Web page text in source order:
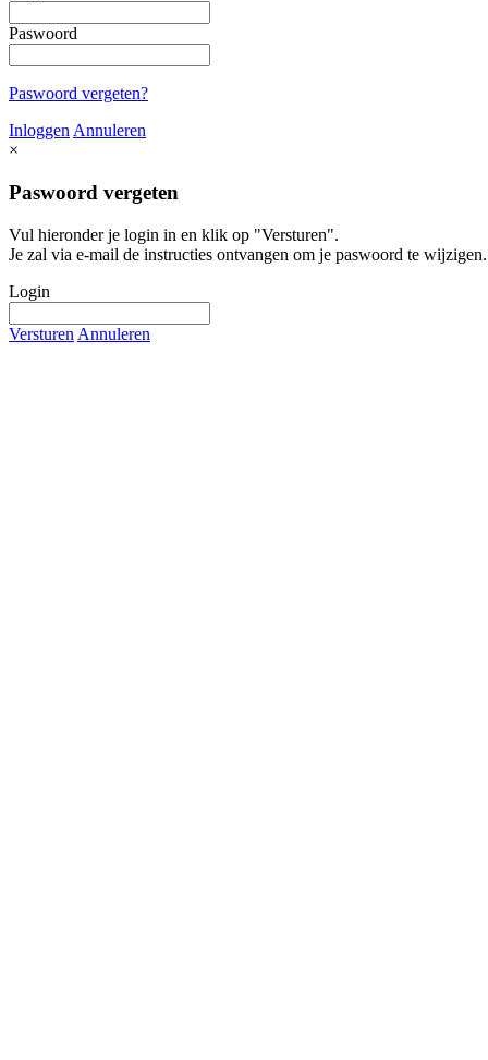
Paswoord
Paswoord vergeten?
Inloggen Annuleren
×
Paswoord vergeten
Vul hieronder je login in en klik op "Versturen".
Je zal via e-mail de instructies ontvangen om je paswoord te wijzigen.
Login
Versturen Annuleren